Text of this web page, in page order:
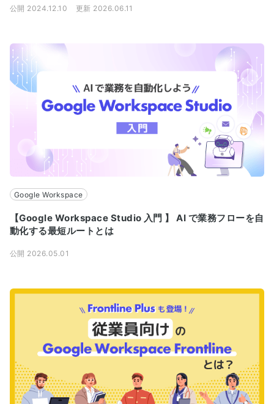
公開 2024.12.10 更新 2026.06.11
Google Workspace
【Google Workspace Studio 入門 】 AI で業務フローを自
動化する最短ルートとは
公開 2026.05.01